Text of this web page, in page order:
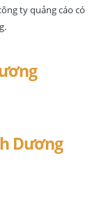
ty quảng cáo có
Dương